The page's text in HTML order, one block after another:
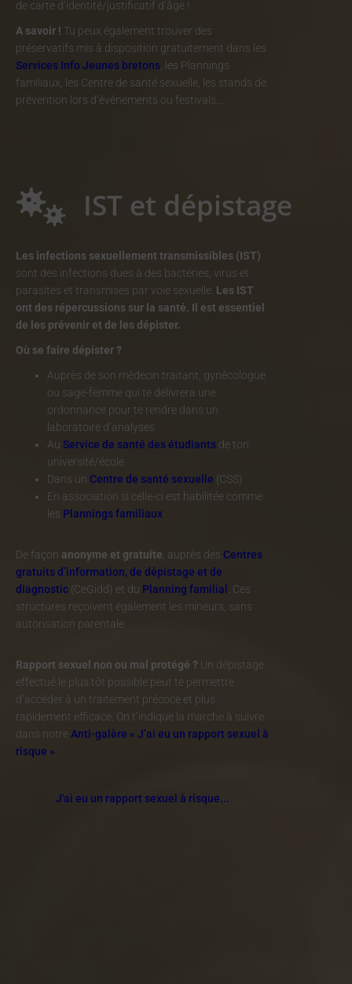
de carte d’identité/justificatif d’âge !
A savoir ! Tu peux également trouver des
préservatifs mis à disposition gratuitement dans les
Services Info Jeunes bretons , les Plannings
familiaux, les Centre de santé sexuelle, les stands de
prévention lors d’événements ou festivals…
IST et dépistage
Les infections sexuellement transmissibles (IST)
sont des infections dues à des bactéries, virus et
parasites et transmises par voie sexuelle. Les IST
ont des répercussions sur la santé. Il est essentiel
de les prévenir et de les dépister.
Où se faire dépister ?
Auprès de son médecin traitant, gynécologue
ou sage-femme qui te délivrera une
ordonnance pour te rendre dans un
laboratoire d’analyses
Au Service de santé des étudiants de ton
université/école
Dans un Centre de santé sexuelle (CSS)
En association si celle-ci est habilitée comme
les Plannings familiaux
De façon anonyme et gratuite , auprès des Centres
gratuits d’information, de dépistage et de
diagnostic (CeGidd) et du Planning familial
. Ces
structures reçoivent également les mineurs, sans
autorisation parentale.
Rapport sexuel non ou mal protégé ? Un dépistage
effectué le plus tôt possible peut te permettre
d’accéder à un traitement précoce et plus
rapidement efficace. On t’indique la marche à suivre
dans notre Anti-galère « J’ai eu un rapport sexuel à
risque »
J'ai eu un rapport sexuel à risque...